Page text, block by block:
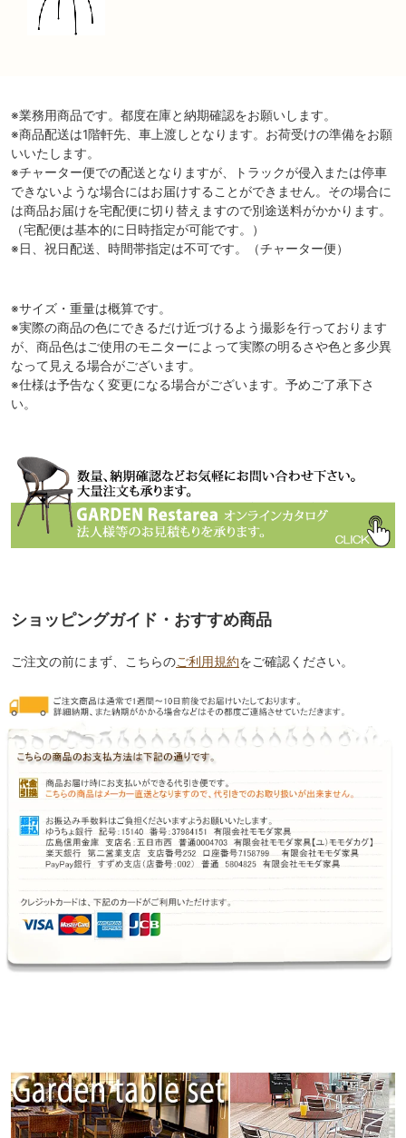
※業務用商品です。都度在庫と納期確認をお願いします。
※商品配送は1階軒先、車上渡しとなります。お荷受けの準備をお願
いいたします。
※チャーター便での配送となりますが、トラックが侵入または停車
できないような場合にはお届けすることができません。その場合に
は商品お届けを宅配便に切り替えますので別途送料がかかります。
（宅配便は基本的に日時指定が可能です。）
※日、祝日配送、時間帯指定は不可です。（チャーター便）
※サイズ・重量は概算です。
※実際の商品の色にできるだけ近づけるよう撮影を行っております
が、商品色はご使用のモニターによって実際の明るさや色と多少異
なって見える場合がございます。
※仕様は予告なく変更になる場合がございます。予めご了承下さ
い。
ショッピングガイド・おすすめ商品
ご注文の前にまず、こちらのご利用規約をご確認ください。